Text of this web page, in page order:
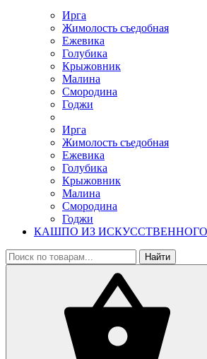
Ирга
Жимолость съедобная
Ежевика
Голубика
Крыжовник
Малина
Смородина
Годжи
Ирга
Жимолость съедобная
Ежевика
Голубика
Крыжовник
Малина
Смородина
Годжи
КАШПО ИЗ ИСКУССТВЕННОГО
Найти